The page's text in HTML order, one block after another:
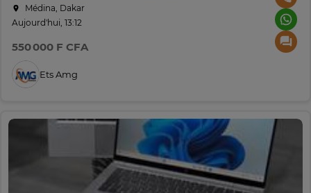
Médina, Dakar
Aujourd'hui, 13:12
550 000 F CFA
Ets Amg